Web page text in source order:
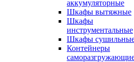
аккумуляторные
Шкафы вытяжные
Шкафы
инструментальные
Шкафы
Контейнеры